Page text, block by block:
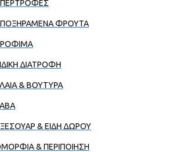
ΦΡΟΥΤΑ
ΔΙΑΤΡΟΦΗ
& ΒΟΥΤΥΡΑ
& ΕΙΔΗ ΔΩΡΟΥ
& ΠΕΡΙΠΟΙΗΣΗ